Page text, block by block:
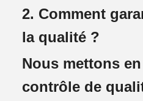
2. Comment
la qualité ?
Nous mettons
contrôle de